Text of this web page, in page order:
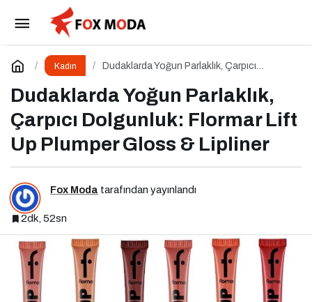
Kadın
Dudaklarda Yoğun Parlaklık, Çarpıcı
Lipliner
Dudaklarda Yoğun Parlaklık,
Çarpıcı Dolgunluk: Flormar Lift
Up Plumper Gloss & Lipliner
Fox Moda tarafından yayınlandı
2dk, 52sn
Kadın Girişimciler İçin Yeni Bir Fırsat
Yorum Yap